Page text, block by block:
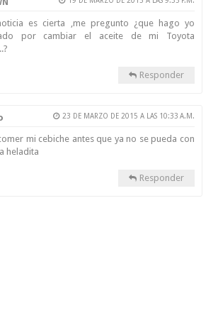
es cierta ,me pregunto ¿que hago yo
por cambiar el aceite de mi Toyota
Responder
23 DE MARZO DE 2015 A LAS 10:33 A.M.
mi cebiche antes que ya no se pueda con
heladita
Responder